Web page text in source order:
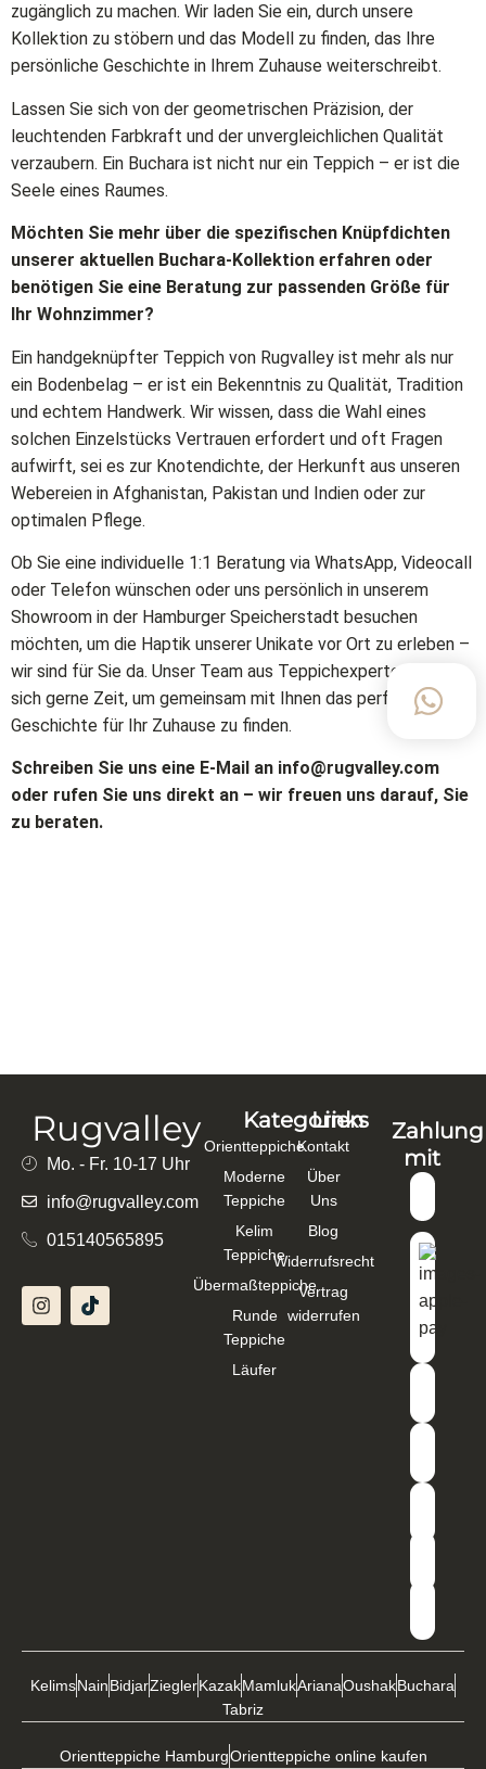
zugänglich zu machen. Wir laden Sie ein, durch unsere
Kollektion zu stöbern und das Modell zu finden, das Ihre
persönliche Geschichte in Ihrem Zuhause weiterschreibt.
Lassen Sie sich von der geometrischen Präzision, der
leuchtenden Farbkraft und der unvergleichlichen Qualität
verzaubern. Ein Buchara ist nicht nur ein Teppich – er ist die
Seele eines Raumes.
Möchten Sie mehr über die spezifischen Knüpfdichten
unserer aktuellen Buchara-Kollektion erfahren oder
benötigen Sie eine Beratung zur passenden Größe für
Ihr Wohnzimmer?
Ein handgeknüpfter Teppich von Rugvalley ist mehr als nur
ein Bodenbelag – er ist ein Bekenntnis zu Qualität, Tradition
und echtem Handwerk. Wir wissen, dass die Wahl eines
solchen Einzelstücks Vertrauen erfordert und oft Fragen
aufwirft, sei es zur Knotendichte, der Herkunft aus unseren
Webereien in Afghanistan, Pakistan und Indien oder zur
optimalen Pflege.
Ob Sie eine individuelle 1:1 Beratung via WhatsApp, Videocall
oder Telefon wünschen oder uns persönlich in unserem
Showroom in der Hamburger Speicherstadt besuchen
möchten, um die Haptik unserer Unikate vor Ort zu erleben –
wir sind für Sie da. Unser Team aus Teppichexperten nimmt
sich gerne Zeit, um gemeinsam mit Ihnen das perfekte Stück
Geschichte für Ihr Zuhause zu finden.
Schreiben Sie uns eine E-Mail an info@rugvalley.com
oder rufen Sie uns direkt an – wir freuen uns darauf, Sie
zu beraten.
Rugvalley
Mo. - Fr. 10-17 Uhr
info@rugvalley.com
015140565895
Kategorien
Orientteppiche
Moderne
Teppiche
Kelim
Teppiche
Übermaßteppiche
Runde
Teppiche
Läufer
Links
Kontakt
Über
Uns
Blog
Widerrufsrecht
Vertrag
widerrufen
Zahlung
mit
KelimsNainBidjarZieglerKazakMamlukArianaOushakBuchara
Tabriz
Orientteppiche HamburgOrientteppiche online kaufen